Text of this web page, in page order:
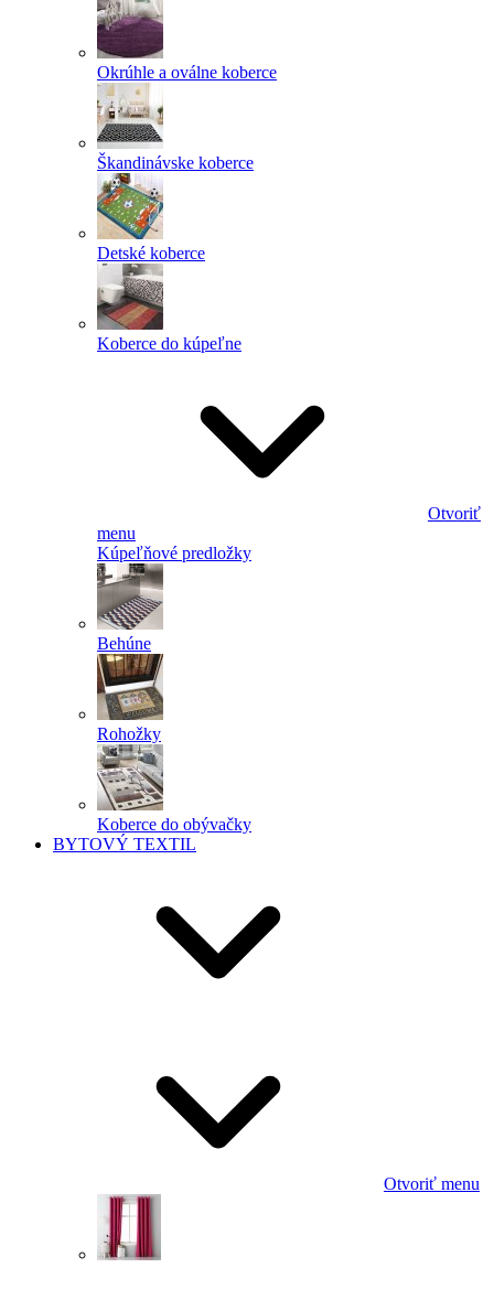
Okrúhle a oválne koberce
Škandinávske koberce
Detské koberce
Koberce do kúpeľne
Otvoriť
menu
Kúpeľňové predložky
Behúne
Rohožky
Koberce do obývačky
BYTOVÝ TEXTIL
Otvoriť menu